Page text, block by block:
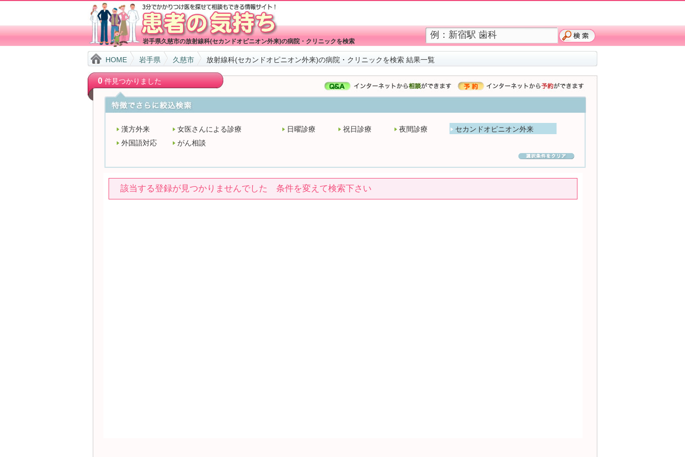
岩手県久慈市の放射線科(セカンドオピニオン外来)の病院・クリニックを検索
HOME 岩手県 久慈市 放射線科(セカンドオピニオン外来)の病院・クリニックを検索 結果一覧
0件見つかりました
漢方外来 女医さんによる診療 日曜診療 祝日診療 夜間診療
セカンドオピニオン外来
外国語対応
がん相談
該当する登録が見つかりませんでした 条件を変えて検索下さい